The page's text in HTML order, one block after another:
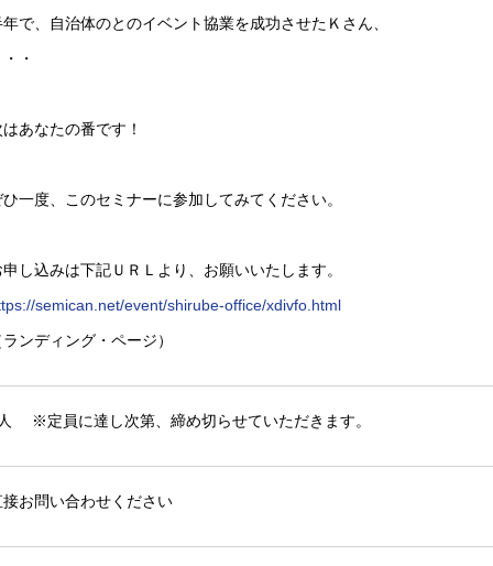
年で、自治体のとのイベント協業を成功させたＫさん、
・
あなたの番です！
ひ一度、このセミナーに参加してみてください。
申し込みは下記ＵＲＬより、お願いいたします。
semican.net/event/shirube-office/xdivfo.html
ンディング・ページ）
※定員に達し次第、締め切らせていただきます。
接お問い合わせください